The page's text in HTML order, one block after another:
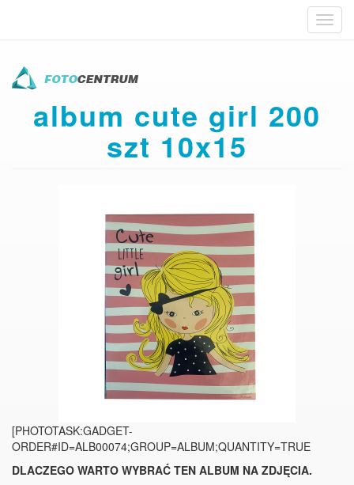
treści
album cute girl 200
szt 10x15
[PHOTOTASK:GADGET-
ORDER#ID=ALB00074;GROUP=ALBUM;QUANTITY=TRUE
DLACZEGO WARTO WYBRAĆ TEN ALBUM NA ZDJĘCIA.